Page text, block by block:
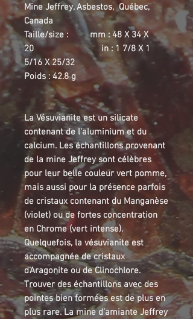
Mine Jeffrey, Asbestos, Québec,
Canada
Taille/size : mm : 48 X 34 X
20 in : 1 7/8 X 1
5/16 X 25/32
Poids : 42.8 g
La Vésuvianite est un silicate
contenant de l’aluminium et du
calcium. Les échantillons provenant
de la mine Jeffrey sont célèbres
pour leur belle couleur vert pomme,
mais aussi pour la présence parfois
de cristaux contenant du Manganèse
(violet) ou de fortes concentration
en Chrome (vert intense).
Quelquefois, la vésuvianite est
accompagnée de cristaux
d’Aragonite ou de Clinochlore.
Trouver des échantillons avec des
pointes bien formées est de plus en
plus rare. La mine d’amiante Jeffrey